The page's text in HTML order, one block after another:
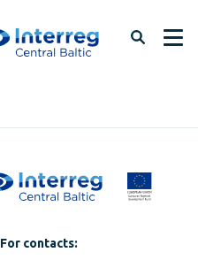
For contacts: